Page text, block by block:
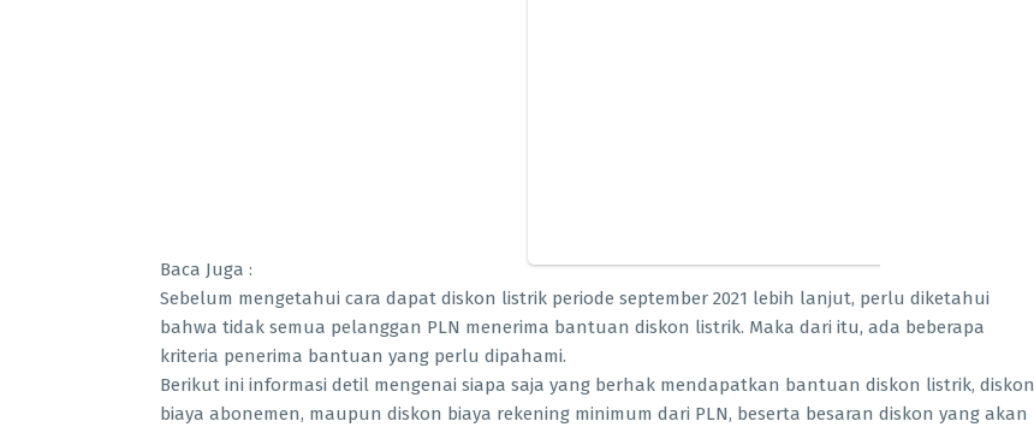
Baca Juga :
Sebelum mengetahui cara dapat diskon listrik periode september 2021 lebih lanjut, perlu diketahui
bahwa tidak semua pelanggan PLN menerima bantuan diskon listrik. Maka dari itu, ada beberapa
kriteria penerima bantuan yang perlu dipahami.
Berikut ini informasi detil mengenai siapa saja yang berhak mendapatkan bantuan diskon listrik, diskon
biaya abonemen, maupun diskon biaya rekening minimum dari PLN, beserta besaran diskon yang akan